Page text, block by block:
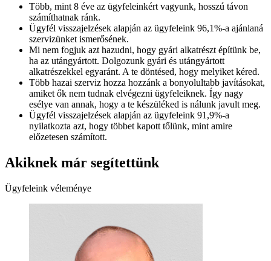
Több, mint 8 éve az ügyfeleinkért vagyunk, hosszú távon
számíthatnak ránk.
Ügyfél visszajelzések alapján az ügyfeleink 96,1%-a ajánlaná
szervizünket ismerősének.
Mi nem fogjuk azt hazudni, hogy gyári alkatrészt építünk be,
ha az utángyártott. Dolgozunk gyári és utángyártott
alkatrészekkel egyaránt. A te döntésed, hogy melyiket kéred.
Több hazai szerviz hozza hozzánk a bonyolultabb javításokat,
amiket ők nem tudnak elvégezni ügyfeleiknek. Így nagy
esélye van annak, hogy a te készüléked is nálunk javult meg.
Ügyfél visszajelzések alapján az ügyfeleink 91,9%-a
nyilatkozta azt, hogy többet kapott tőlünk, mint amire
előzetesen számított.
Akiknek már segítettünk
Ügyfeleink véleménye